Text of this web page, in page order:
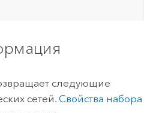
следующие
сетей. Свойства набора